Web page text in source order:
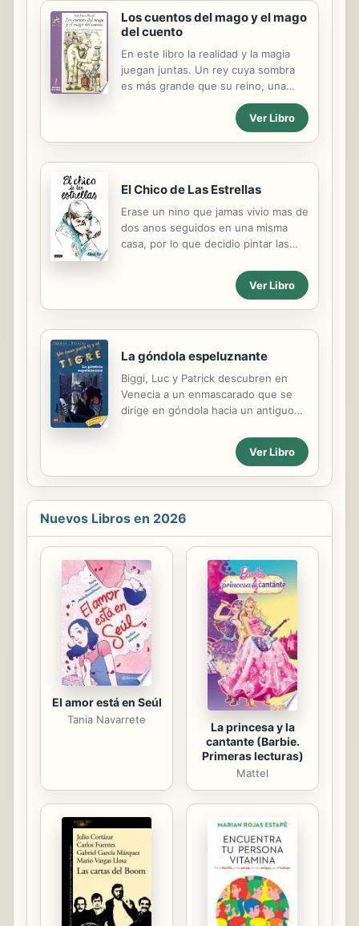
semillas brotando, la cosecha,
regresando a la nieve derritiendose
de nuevo, y revelando que el ternero
ha crecido. El cuento sigue el ciclo
de las temporadas de una primavera
a la proxima, y su texto fluido y
minimo – en combinacion con las
ilustraciones vigorosos – trasmite
vividamente los temas subyacentes
Los colores...
Los cuentos del mago y el mago
del cuento
En este libro la realidad y la magia
juegan juntas. Un rey cuya sombra
es más grande que su reino, una
casa que vuela y otra que se hunde,
castillos de arena que desaparecen,
una calabaza que habla y mujeres
Ver Libro
El Chico de Las Estrellas
Erase un nino que jamas vivio mas de
dos anos seguidos en una misma
casa, por lo que decidio pintar las
con estrellas. Su rechazo al colegio y
una familia inusual le empujaran a
emprender un viaje donde no todo
barro, equivocarse con una princesa
y terminar encontrando un principe o
no? Sus ansias de libertad, tres
antidotos de supervivencia y unas
botas plateadas le acompanaran por
un mundo muerto donde los suenos
llegan descalzos y despeinados a
Ver Libro
La góndola espeluznante
Biggi, Luc y Patrick descubren en
Venecia a un enmascarado que se
dirige en góndola hacia un antiguo
canción y después desaparece. Los
tres amigos tratan de entrar en el
palacio, donde se esconde algo que
no imaginan.
Ver Libro
Nuevos Libros en 2026
El amor está en Seúl
Tania Navarrete
La princesa y la
cantante (Barbie.
Primeras lecturas)
Mattel